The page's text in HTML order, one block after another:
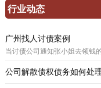
行业动态
广州找人讨债案例
当讨债公司通知张小姐去领钱
公司解散债权债务如何处